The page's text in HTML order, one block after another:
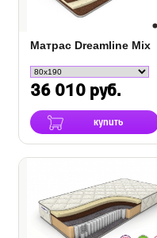
Матрас Dreamline Mix
36 010 руб.
купить